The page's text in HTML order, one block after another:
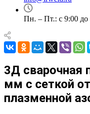
Пн. – Пт.: с 9:00 до
3Д сварочная
мм с сеткой
плазменной